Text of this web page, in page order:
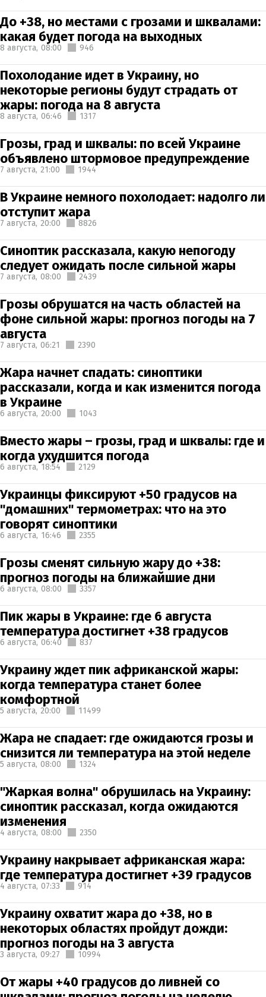
До +38, но местами с грозами и шквалами:
какая будет погода на выходных
8 августа, 08:00 946
Похолодание идет в Украину, но
некоторые регионы будут страдать от
жары: погода на 8 августа
8 августа, 06:46 1317
Грозы, град и шквалы: по всей Украине
объявлено штормовое предупреждение
7 августа, 21:00 1944
В Украине немного похолодает: надолго ли
отступит жара
7 августа, 20:00 8826
Синоптик рассказала, какую непогоду
следует ожидать после сильной жары
7 августа, 08:00 2439
Грозы обрушатся на часть областей на
фоне сильной жары: прогноз погоды на 7
августа
7 августа, 06:21 2390
Жара начнет спадать: синоптики
рассказали, когда и как изменится погода
в Украине
6 августа, 20:00 1043
Вместо жары – грозы, град и шквалы: где и
когда ухудшится погода
6 августа, 18:54 2129
Украинцы фиксируют +50 градусов на
"домашних" термометрах: что на это
говорят синоптики
6 августа, 16:46 2355
Грозы сменят сильную жару до +38:
прогноз погоды на ближайшие дни
6 августа, 08:00 3357
Пик жары в Украине: где 6 августа
температура достигнет +38 градусов
6 августа, 06:40 837
Украину ждет пик африканской жары:
когда температура станет более
комфортной
5 августа, 20:00 11499
Жара не спадает: где ожидаются грозы и
снизится ли температура на этой неделе
5 августа, 08:00 1324
"Жаркая волна" обрушилась на Украину:
синоптик рассказал, когда ожидаются
изменения
4 августа, 08:00 2350
Украину накрывает африканская жара:
где температура достигнет +39 градусов
4 августа, 07:33 914
Украину охватит жара до +38, но в
некоторых областях пройдут дожди:
прогноз погоды на 3 августа
3 августа, 09:27 10994
От жары +40 градусов до ливней со